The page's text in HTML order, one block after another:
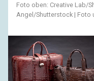
Foto oben: Creative Lab/
Angel/Shutterstock | Foto